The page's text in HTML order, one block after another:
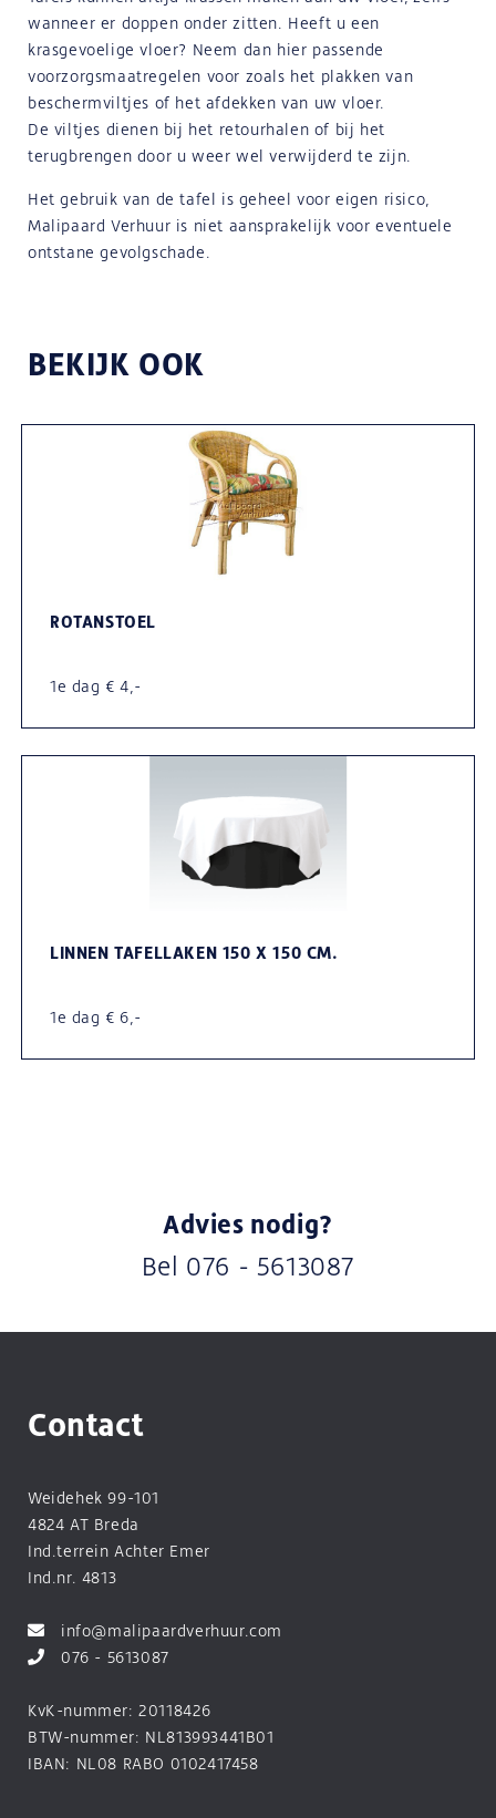
wanneer er doppen onder zitten. Heeft u een
krasgevoelige vloer? Neem dan hier passende
voorzorgsmaatregelen voor zoals het plakken van
beschermviltjes of het afdekken van uw vloer.
De viltjes dienen bij het retourhalen of bij het
terugbrengen door u weer wel verwijderd te zijn.
Het gebruik van de tafel is geheel voor eigen risico,
Malipaard Verhuur is niet aansprakelijk voor eventuele
ontstane gevolgschade.
BEKIJK OOK
ROTANSTOEL
1e dag € 4,-
LINNEN TAFELLAKEN 150 X 150 CM.
1e dag € 6,-
Advies nodig?
Bel 076 - 5613087
Contact
Weidehek 99-101
4824 AT Breda
Ind.terrein Achter Emer
Ind.nr. 4813
info@malipaardverhuur.com
076 - 5613087
KvK-nummer: 20118426
BTW-nummer: NL813993441B01
IBAN: NL08 RABO 0102417458